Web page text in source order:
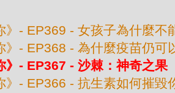
》- EP369 - 女孩子為什麼不
》- EP368 - 為什麼疫苗仍可
》- EP367 - 沙棘：神奇之果
》- EP366 - 抗生素如何摧毀